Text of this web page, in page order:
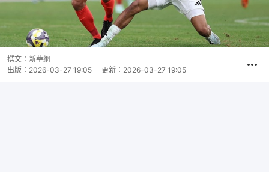
撰文： 新華網
出版： 2026-03-27 19:05 更新： 2026-03-27 19:05